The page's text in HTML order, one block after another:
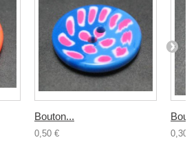
Bouton...
0,50 € 0,30 €